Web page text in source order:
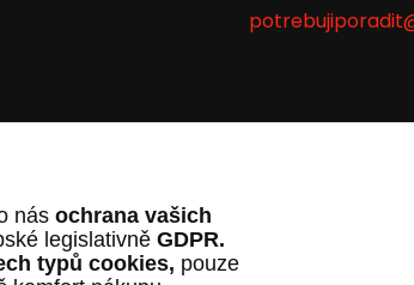
nás ochrana vašich
legislativně GDPR.
typů cookies, pouze